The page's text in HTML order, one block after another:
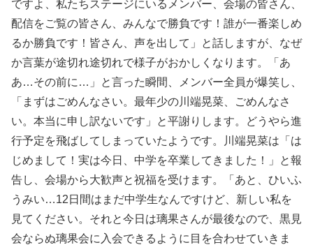
ですよ、私たちステージにいるメンバー、会場の皆さん、
配信をご覧の皆さん、みんなで勝負です！誰が一番楽しめ
るか勝負です！皆さん、声を出して」と話しますが、なぜ
か言葉が途切れ途切れで様子がおかしくなります。「あ
あ…その前に…」と言った瞬間、メンバー全員が爆笑し、
「まずはごめんなさい。最年少の川端晃菜、ごめんなさ
い。本当に申し訳ないです」と平謝りします。どうやら進
行予定を飛ばしてしまっていたようです。川端晃菜は「は
じめまして！実は今日、中学を卒業してきました！」と報
告し、会場から大歓声と祝福を受けます。「あと、ひいふ
うみい…12日間はまだ中学生なんですけど、新しい私を
見てください。それと今日は璃果さんが最後なので、黒見
会ならぬ璃果会に入会できるように目を合わせていきま